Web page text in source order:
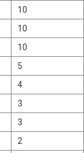
10
10
10
5
4
3
3
2